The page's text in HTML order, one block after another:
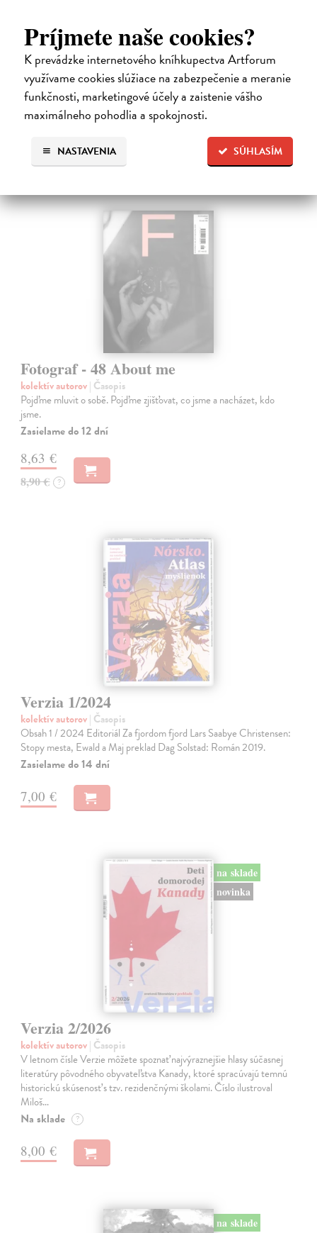
Príjmete naše cookies?
K prevádzke internetového kníhkupectva Artforum
využívame cookies slúžiace na zabezpečenie a meranie
funkčnosti, marketingové účely a zaistenie vášho
maximálneho pohodlia a spokojnosti.
SÚHLASÍM
NASTAVENIA
kolektív autorov| Časopis
Periodikum je určené predovšetkým literátom, prekladateľom,
kritikom a záujemcom o súčasnú slovenskú literatúru a umenie.
Vychádza v modernej edícii šesťkrát ročne, pričom v každom čísle
publikuje súčasnú…
Zasielame do 14 dní
Fotograf - 48 About me
kolektív autorov| Časopis
Pojďme mluvit o sobě. Pojďme zjišťovat, co jsme a nacházet, kdo
jsme.
Zasielame do 12 dní
8,63 €
8,90 € ?
Verzia 1/2024
kolektív autorov| Časopis
Obsah 1 / 2024 Editoriál Za fjordom fjord Lars Saabye Christensen:
Stopy mesta, Ewald a Maj preklad Dag Solstad: Román 2019.
Zasielame do 14 dní
7,00 €
na sklade
novinka
Verzia 2/2026
kolektív autorov| Časopis
V letnom čísle Verzie môžete spoznať najvýraznejšie hlasy súčasnej
literatúry pôvodného obyvateľstva Kanady, ktoré spracúvajú temnú
historickú skúsenosť s tzv. rezidenčnými školami. Číslo ilustroval
Miloš…
Na sklade ?
8,00 €
na sklade